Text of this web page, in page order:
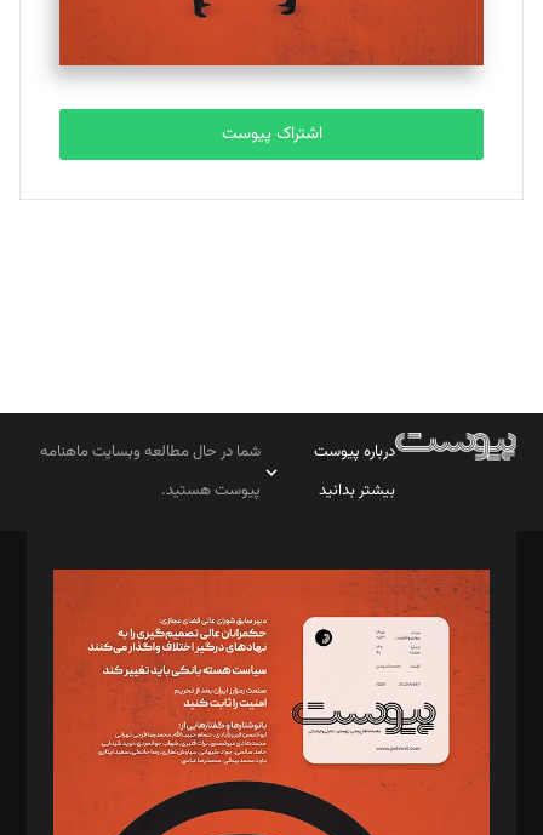
مصطفی مسجدی آرانی
تحریریه
بابک نقاش
تحریریه
اشتراک پیوست
درباره پیوست
بیشتر بدانید
شما در حال مطالعه وبسایت ماهنامه
پیوست هستید.
مدیر مسئول: محمدباقر اثنی‌عشری
سردبیر: مهرک محمودی
دبیر تحریریه: میثم قاسمی
د‌بیر ناداستان: سمانه سمیع
د‌بیر خدمت و تجارت: ابوالفضل رجبی
د‌بیر حقوق فناوری: حسام‌الدین ایپکچی
د‌بیر پیوست جهان: مینا پاکدل
د‌بیر تحریریه آنلاین: بابک نقاش